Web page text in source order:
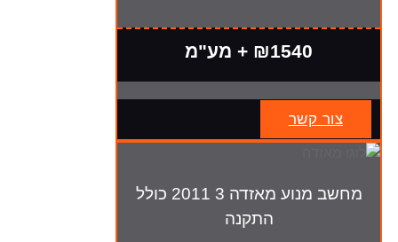
₪1540 + מע"מ
צור קשר
מחשב מנוע מאזדה 3 2011 כולל
התקנה